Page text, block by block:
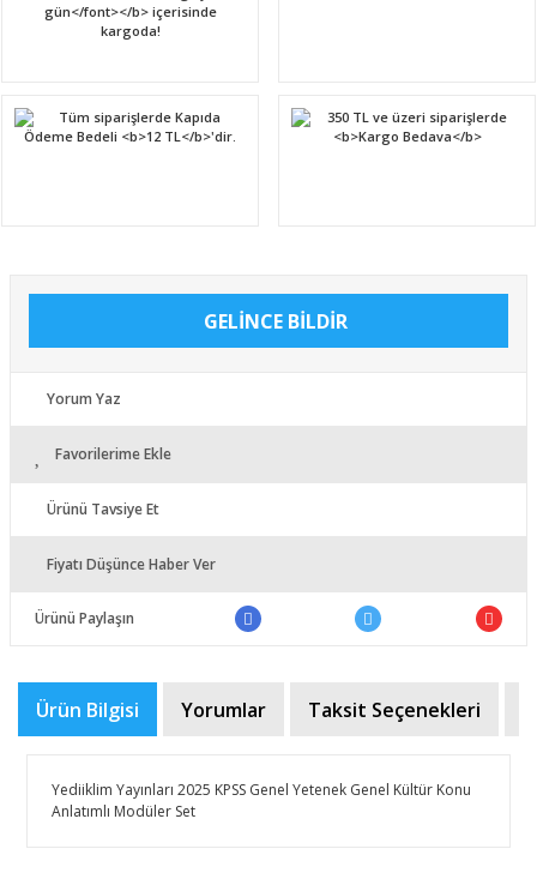
GELİNCE BİLDİR
Yorum Yaz
Favorilerime Ekle
Ürünü Tavsiye Et
Fiyatı Düşünce Haber Ver
Ürünü Paylaşın
Ürün Bilgisi Yorumlar Taksit Seçenekleri
Yediiklim Yayınları 2025 KPSS Genel Yetenek Genel Kültür Konu
Anlatımlı Modüler Set